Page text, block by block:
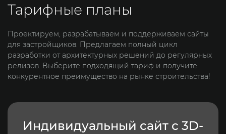
Тарифные планы
Проектируем, разрабатываем и поддерживаем сайты
для застройщиков. Предлагаем полный цикл
разработки от архитектурных решений до регулярных
релизов. Выберите подходящий тариф и получите
конкурентное преимущество на рынке строительства!
Разработка сайта на